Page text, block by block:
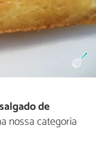
de
nossa categoria